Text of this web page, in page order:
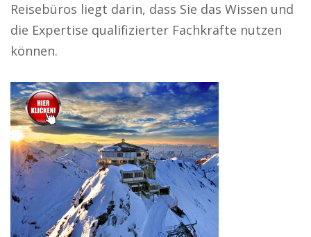
Reisebüros liegt darin, dass Sie das Wissen und
die Expertise qualifizierter Fachkräfte nutzen
können.